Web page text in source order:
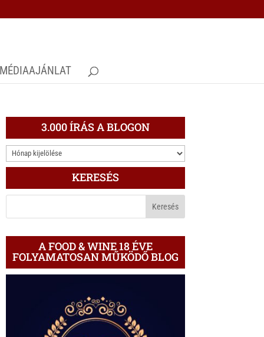
MÉDIAAJÁNLAT
3.000 ÍRÁS A BLOGON
3.000
ÍRÁS
BLOGON
KERESÉS
A FOOD & WINE 18 ÉVE
FOLYAMATOSAN MŰKÖDŐ BLOG